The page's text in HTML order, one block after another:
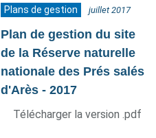
Plans de gestion juillet 2017
Plan de gestion du site
de la Réserve naturelle
nationale des Prés salés
d'Arès - 2017
Télécharger la version .pdf